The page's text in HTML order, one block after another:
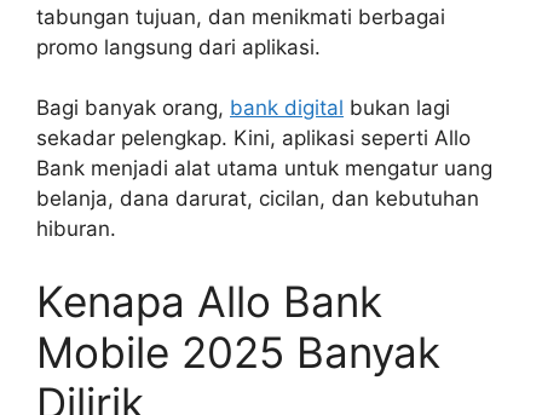
tabungan tujuan, dan menikmati berbagai
promo langsung dari aplikasi.
Bagi banyak orang, bank digital bukan lagi
sekadar pelengkap. Kini, aplikasi seperti Allo
Bank menjadi alat utama untuk mengatur uang
belanja, dana darurat, cicilan, dan kebutuhan
hiburan.
Kenapa Allo Bank
Mobile 2025 Banyak
Dilirik